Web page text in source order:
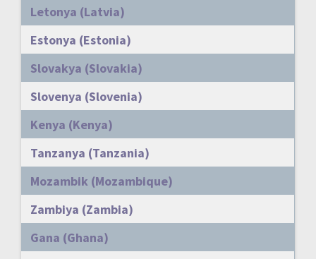
Letonya (Latvia)
Estonya (Estonia)
Slovakya (Slovakia)
Slovenya (Slovenia)
Kenya (Kenya)
Tanzanya (Tanzania)
Mozambik (Mozambique)
Zambiya (Zambia)
Gana (Ghana)